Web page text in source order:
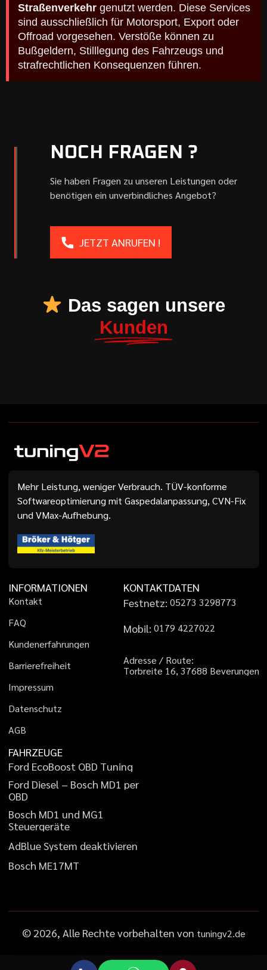
Straßenverkehr genutzt werden. Diese Services
sind ausschließlich für Motorsport, Export oder
Offroad vorgesehen. Verstöße können zu
Bußgeldern, Stilllegung des Fahrzeugs und
strafrechtlichen Konsequenzen führen.
NOCH FRAGEN ?
Sie haben Fragen zu unseren Leistungen oder
benötigen ein unverbindliches Angebot?
JETZT ANRUFEN !
Das sagen unsere
Kunden
Mehr Leistung, weniger Verbrauch. TÜV-konforme
Softwareoptimierung mit Gaspedalanpassung, CVN-Fix
und VMax-Aufhebung.
INFORMATIONEN
Kontakt
FAQ
Kundenerfahrungen
Barrierefreiheit
Impressum
Datenschutz
AGB
KONTAKTDATEN
Festnetz: 05273 3298773
Mobil: 01 79 4227022
Adresse / Route:
Torbreite 16, 37688 Beverungen
FAHRZEUGE
Ford EcoBoost OBD Tuning
Ford Diesel – Bosch MD1 per
OBD
Bosch MD1 und MG1
Steuergeräte
AdBlueSystem deaktivieren
Bosch ME17MT
© 2026, Alle Rechte vorbehalten von tuningv2.de